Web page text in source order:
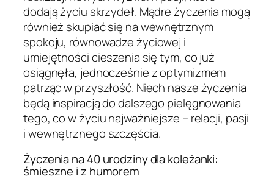
dodają życiu skrzydeł. Mądre życzenia mogą
również skupiać się na wewnętrznym
spokoju, równowadze życiowej i
umiejętności cieszenia się tym, co już
osiągnęła, jednocześnie z optymizmem
patrząc w przyszłość. Niech nasze życzenia
będą inspiracją do dalszego pielęgnowania
tego, co w życiu najważniejsze – relacji, pasji
i wewnętrznego szczęścia.
Życzenia na 40 urodziny dla koleżanki:
śmieszne i z humorem